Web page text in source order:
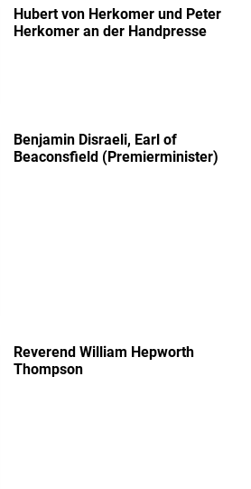
Hubert von Herkomer und Peter
Herkomer an der Handpresse
Benjamin Disraeli, Earl of
Beaconsfield (Premierminister)
Reverend William Hepworth
Thompson